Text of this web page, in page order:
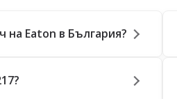
Eaton в България?